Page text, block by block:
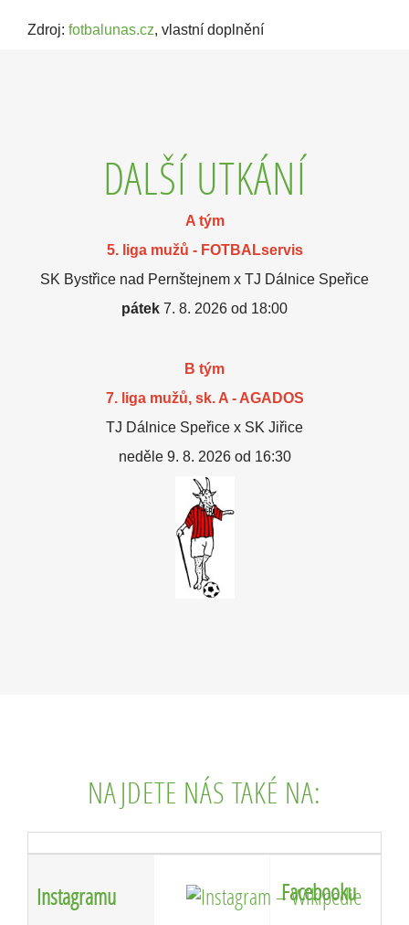
Zdroj: fotbalunas.cz, vlastní doplnění
DALŠÍ UTKÁNÍ
A tým
5. liga mužů - FOTBALservis
SK Bystřice nad Pernštejnem x TJ Dálnice Speřice
pátek 7. 8. 2026 od 18:00
B tým
7. liga mužů, sk. A - AGADOS
TJ Dálnice Speřice x SK Jiřice
neděle 9. 8. 2026 od 16:30
NAJDETE NÁS TAKÉ NA:
Instagramu Facebooku